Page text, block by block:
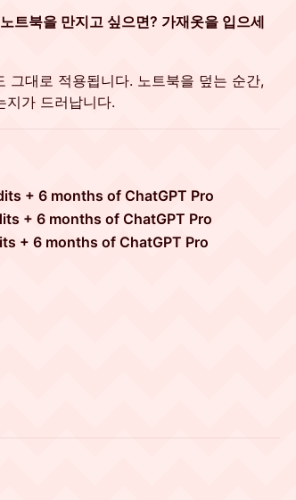
트북을 만지고 싶으면? 가재옷을 입으세
그대로 적용됩니다. 노트북을 덮는 순간,
지가 드러납니다.
+ 6 months of ChatGPT Pro
+ 6 months of ChatGPT Pro
+ 6 months of ChatGPT Pro